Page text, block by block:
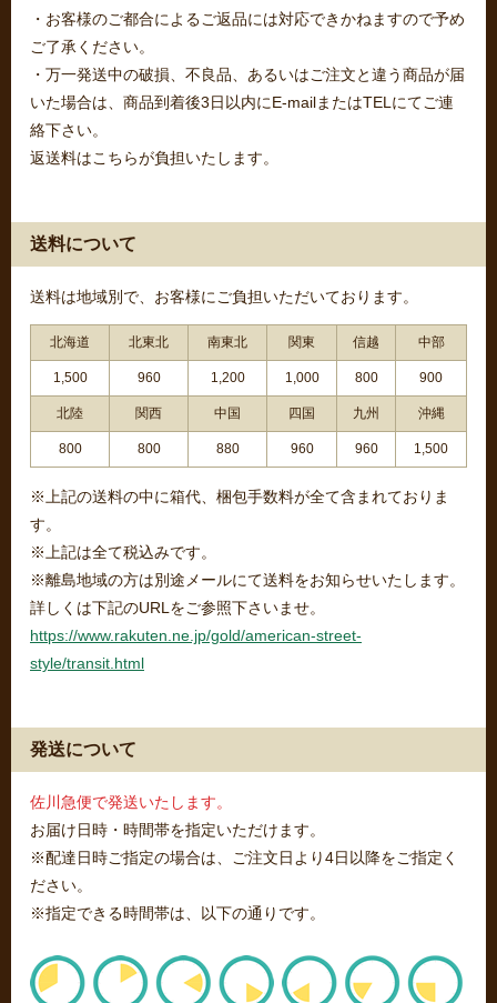
・お客様のご都合によるご返品には対応できかねますので予め
ご了承ください。
・万一発送中の破損、不良品、あるいはご注文と違う商品が届
いた場合は、商品到着後3日以内にE-mailまたはTELにてご連
絡下さい。
返送料はこちらが負担いたします。
送料について
送料は地域別で、お客様にご負担いただいております。
北海道 北東北 南東北 関東 信越 中部
1,500 960 1,200 1,000 800 900
北陸 関西 中国 四国 九州 沖縄
800 800 880 960 960 1,500
※上記の送料の中に箱代、梱包手数料が全て含まれておりま
す。
※上記は全て税込みです。
※離島地域の方は別途メールにて送料をお知らせいたします。
詳しくは下記のURLをご参照下さいませ。
https://www.rakuten.ne.jp/gold/american-street-
style/transit.html
発送について
佐川急便で発送いたします。
お届け日時・時間帯を指定いただけます。
※配達日時ご指定の場合は、ご注文日より4日以降をご指定く
ださい。
※指定できる時間帯は、以下の通りです。